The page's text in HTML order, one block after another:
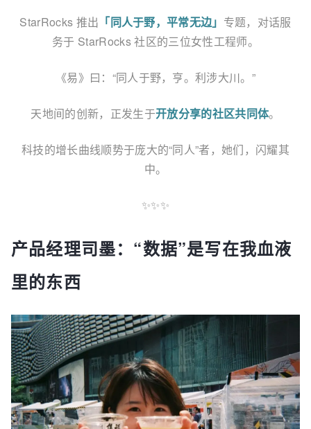
StarRocks 推出 「同人于野，平常无边」 专题，对话服
务于 StarRocks 社区的三位女性工程师。
《易》曰：“同人于野，亨。利涉大川。”
天地间的创新， 正发生于开放分享的社区共同体。
科技的增长曲线顺势于庞大的“同人”者，她们，闪耀其
中。
✨✨✨
产品经理司墨：“数据”是写在我血液
里的东西